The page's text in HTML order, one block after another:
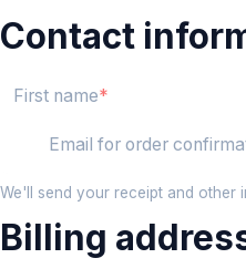
Contact
First name
Email for order
We'll send your receipt and other
Billing